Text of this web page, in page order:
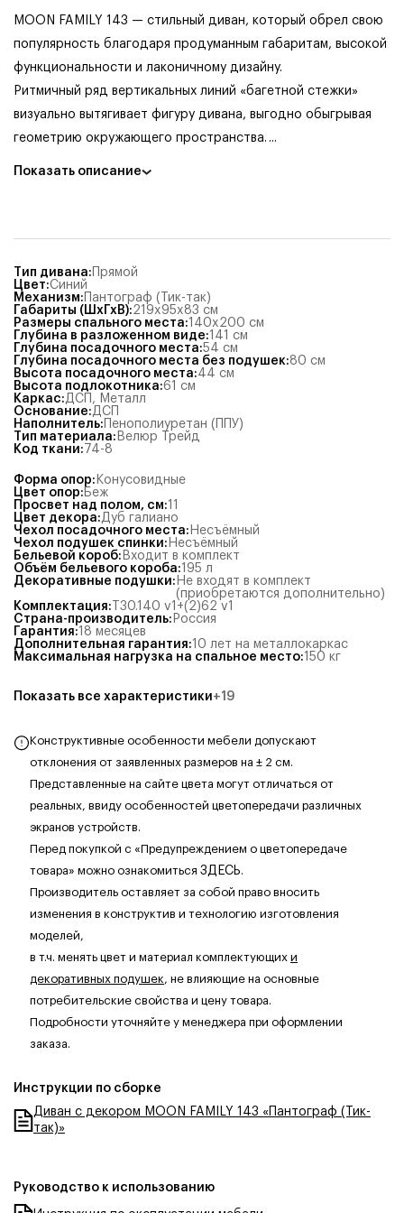
MOON FAMILY 143 — стильный диван, который обрел свою
популярность благодаря продуманным габаритам, высокой
функциональности и лаконичному дизайну.
Ритмичный ряд вертикальных линий «багетной стежки»
визуально вытягивает фигуру дивана, выгодно обыгрывая
геометрию окружающего пространства. ...
Показать описание
Тип дивана: Прямой
Цвет:Синий
Механизм: Пантограф (Тик-так)
Габариты (ШхГхВ):219x95x83 см
Размеры спального места:140x200 см
Глубина в разложенном виде:141
см
Глубина посадочного места:54 см
Глубина посадочного места без подушек:80 см
Высота посадочного места:44 см
Высота подлокотника:61
см
Каркас:ДСП, Металл
Основание:ДСП
Наполнитель: Пенополиуретан (ППУ)
Тип материала: Велюр Трейд
Код ткани: 74-8
Форма опор: Конусовидные
Цвет опор: Беж
Просвет над полом, см:11
Цвет декора:Дуб галиано
Чехол посадочного места: Несъёмный
Чехол подушек спинки: Несъёмный
Бельевой короб: Входит в комплект
Объём бельевого короба:195 л
Декоративные подушки: Не входят в комплект
(приобретаются дополнительно)
Комплектация: Т30.140 v1+(2)62 v1
Страна-производитель: Россия
Гарантия:18 месяцев
Дополнительная гарантия:10 лет на металлокаркас
Максимальная нагрузка на спальное место:150 кг
Показать все характеристики+19
Конструктивные особенности мебели допускают
отклонения от заявленных размеров на ± 2 см.
Представленные на сайте цвета могут отличаться от
реальных, ввиду особенностей цветопередачи различных
экранов устройств.
Перед покупкой с «Предупреждением о цветопередаче
товара» можно ознакомиться ЗДЕСЬ.
Производитель оставляет за собой право вносить
изменения в конструктив и технологию изготовления
моделей,
в т.ч. менять цвет и материал комплектующих и
декоративных подушек, не влияющие на основные
потребительские свойства и цену товара.
Подробности уточняйте у менеджера при оформлении
заказа.
Инструкции по сборке
Диван с декором MOON FAMILY 143 «Пантограф (Тик-
так)»
Руководство к использованию